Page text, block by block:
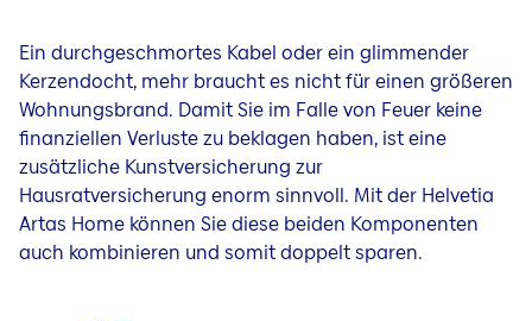
Ein durchgeschmortes Kabel oder ein glimmender
Kerzendocht, mehr braucht es nicht für einen größeren
Wohnungsbrand. Damit Sie im Falle von Feuer keine
finanziellen Verluste zu beklagen haben, ist eine
zusätzliche Kunstversicherung zur
Hausratversicherung enorm sinnvoll. Mit der Helvetia
Artas Home können Sie diese beiden Komponenten
auch kombinieren und somit doppelt sparen.